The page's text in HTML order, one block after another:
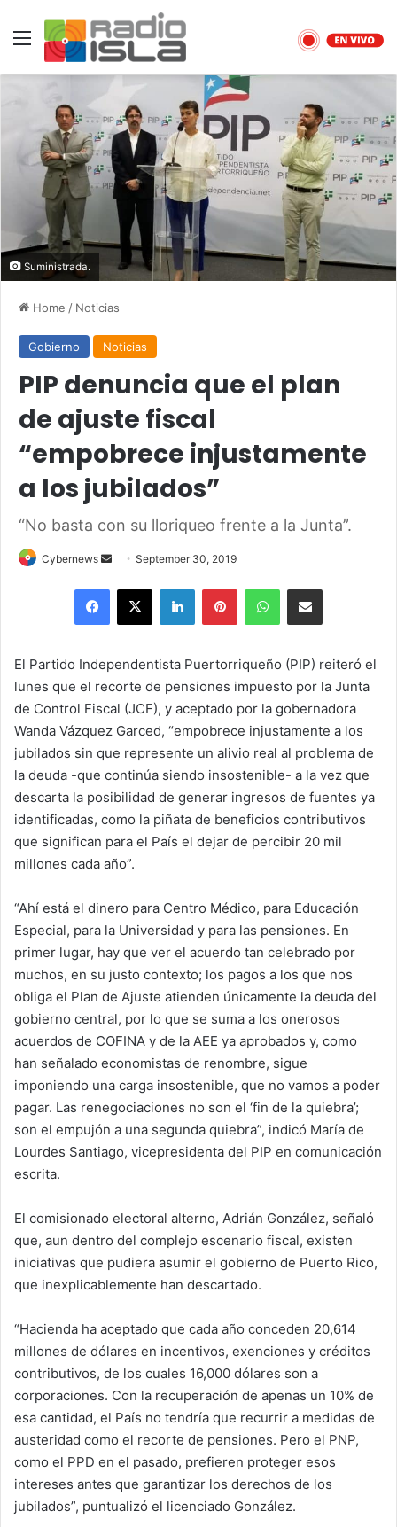
Menu
Suministrada.
Home / Noticias
Gobierno Noticias
PIP denuncia que el plan
de ajuste fiscal
“empobrece injustamente
a los jubilados”
“No basta con su lloriqueo frente a la Junta”.
Cybernews
Send
email
September 30, 2019
Facebook
X LinkedInPinterestWhatsAppShare via Email
El Partido Independentista Puertorriqueño (PIP) reiteró el
lunes que el recorte de pensiones impuesto por la Junta
de Control Fiscal (JCF), y aceptado por la gobernadora
Wanda Vázquez Garced, “empobrece injustamente a los
jubilados sin que represente un alivio real al problema de
la deuda -que continúa siendo insostenible- a la vez que
descarta la posibilidad de generar ingresos de fuentes ya
identificadas, como la piñata de beneficios contributivos
que significan para el País el dejar de percibir 20 mil
millones cada año”.
“Ahí está el dinero para Centro Médico, para Educación
Especial, para la Universidad y para las pensiones. En
primer lugar, hay que ver el acuerdo tan celebrado por
muchos, en su justo contexto; los pagos a los que nos
obliga el Plan de Ajuste atienden únicamente la deuda del
gobierno central, por lo que se suma a los onerosos
acuerdos de COFINA y de la AEE ya aprobados y, como
han señalado economistas de renombre, sigue
imponiendo una carga insostenible, que no vamos a poder
pagar. Las renegociaciones no son el ‘fin de la quiebra’;
son el empujón a una segunda quiebra”, indicó María de
Lourdes Santiago, vicepresidenta del PIP en comunicación
escrita.
El comisionado electoral alterno, Adrián González, señaló
que, aun dentro del complejo escenario fiscal, existen
iniciativas que pudiera asumir el gobierno de Puerto Rico,
que inexplicablemente han descartado.
“Hacienda ha aceptado que cada año conceden 20,614
millones de dólares en incentivos, exenciones y créditos
contributivos, de los cuales 16,000 dólares son a
corporaciones. Con la recuperación de apenas un 10% de
esa cantidad, el País no tendría que recurrir a medidas de
austeridad como el recorte de pensiones. Pero el PNP,
como el PPD en el pasado, prefieren proteger esos
intereses antes que garantizar los derechos de los
jubilados”, puntualizó el licenciado González.